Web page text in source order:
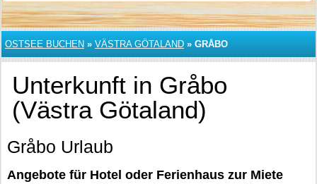
OSTSEE BUCHEN » VÄSTRA GÖTALAND » GRÅBO
Unterkunft in Gråbo
(Västra Götaland)
Gråbo Urlaub
Angebote für Hotel oder Ferienhaus zur Miete